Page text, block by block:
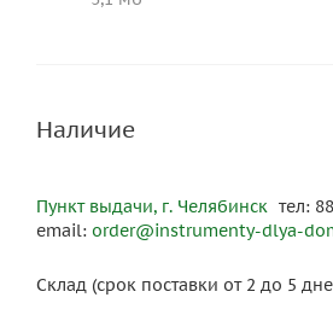
Наличие
Пункт выдачи, г. Челябинск тел:
email: order@instrumenty-dlya-
Склад (срок поставки от 2 до 5